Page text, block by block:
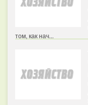
том, как нач...